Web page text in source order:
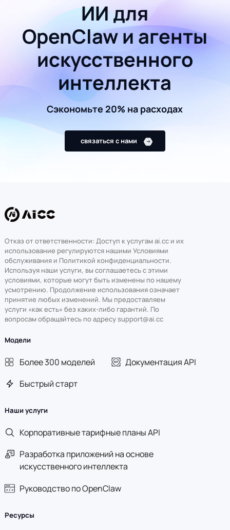
ИИ для
OpenClaw и агенты
искусственного
интеллекта
Сэкономьте 20% на расходах
связаться с нами
Отказ от ответственности: Доступ к услугам ai.cc и их
использование регулируются нашими Условиями
обслуживания и Политикой конфиденциальности.
Используя наши услуги, вы соглашаетесь с этими
условиями, которые могут быть изменены по нашему
усмотрению. Продолжение использования означает
принятие любых изменений. Мы предоставляем
услуги «как есть» без каких-либо гарантий. По
вопросам обращайтесь по адресу support@ai.cc
Модели
Более 300 моделей
Документация API
Быстрый старт
Наши услуги
Корпоративные тарифные планы API
Разработка приложений на основе
искусственного интеллекта
Руководство по OpenClaw
Ресурсы